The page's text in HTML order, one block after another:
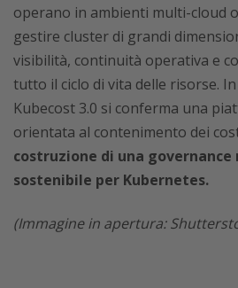
operano in ambienti multi-cloud
gestire cluster di grandi
visibilità, continuità operativa e
tutto il ciclo di vita delle risorse.
Kubecost 3.0 si conferma una
orientata al contenimento dei
costruzione di una governance
sostenibile per Kubernetes.
(Immagine in apertura: